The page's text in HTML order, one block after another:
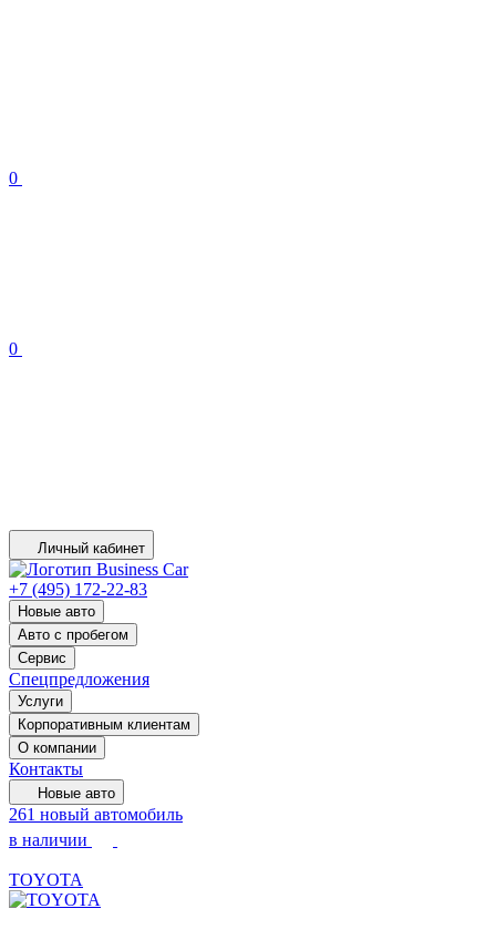
0
0
Личный кабинет
+7 (495) 172-22-83
Новые авто
Авто с пробегом
Сервис
Спецпредложения
Услуги
Корпоративным клиентам
О компании
Контакты
Новые авто
261 новый автомобиль
в наличии
TOYOTA